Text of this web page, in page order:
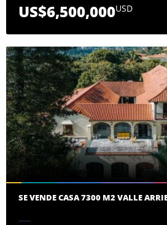
US$6,500,000USD
SE VENDE CASA 7300 M2 VALLE